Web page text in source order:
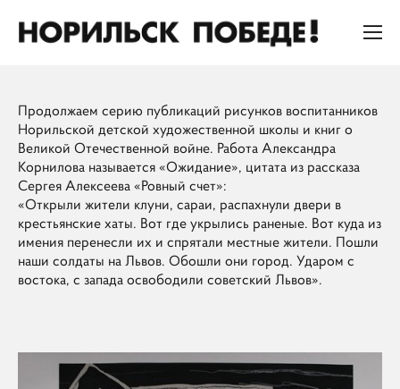
Продолжаем серию публикаций рисунков воспитанников
Норильской детской художественной школы и книг о
Великой Отечественной войне. Работа Александра
Корнилова называется «Ожидание», цитата из рассказа
Сергея Алексеева «Ровный счет»:
«Открыли жители клуни, сараи, распахнули двери в
крестьянские хаты. Вот где укрылись раненые. Вот куда из
имения перенесли их и спрятали местные жители. Пошли
наши солдаты на Львов. Обошли они город. Ударом с
востока, с запада освободили советский Львов».